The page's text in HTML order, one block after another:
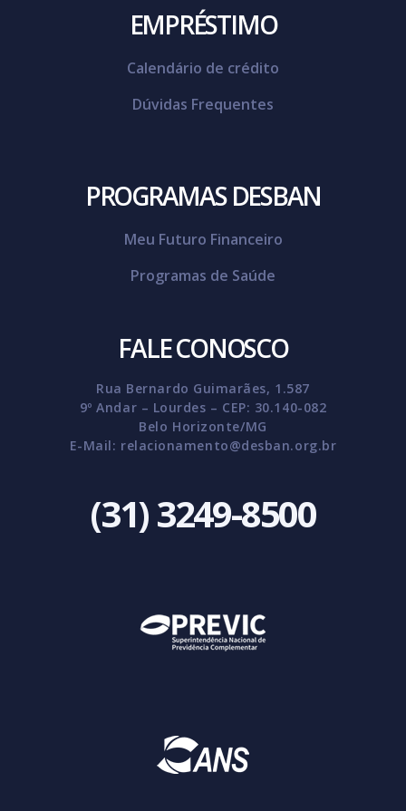
EMPRÉSTIMO
Calendário de crédito
Dúvidas Frequentes
PROGRAMAS DESBAN
Meu Futuro Financeiro
Programas de Saúde
FALE CONOSCO
Rua Bernardo Guimarães, 1.587
9º Andar – Lourdes – CEP: 30.140-082
Belo Horizonte/MG
E-Mail: relacionamento@desban.org.br
(31) 3249-8500